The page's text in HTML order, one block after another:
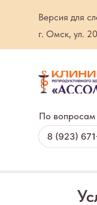
Версия для
По
г. Омск, ул.